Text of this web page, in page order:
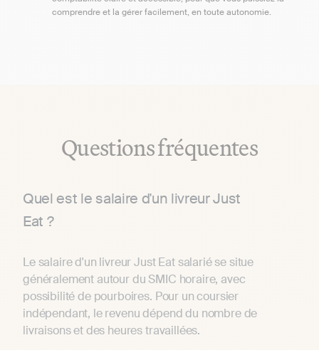
comprendre et la gérer facilement, en toute autonomie.
Questions fréquentes
Quel est le salaire d'un livreur Just
Eat ?
Le salaire d'un livreur Just Eat salarié se situe
généralement autour du SMIC horaire, avec
possibilité de pourboires. Pour un coursier
indépendant, le revenu dépend du nombre de
livraisons et des heures travaillées.